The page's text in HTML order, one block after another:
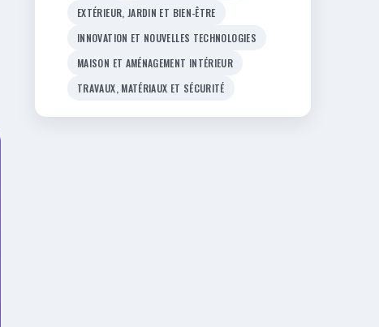
EXTÉRIEUR, JARDIN ET BIEN-ÊTRE
INNOVATION ET NOUVELLES TECHNOLOGIES
MAISON ET AMÉNAGEMENT INTÉRIEUR
TRAVAUX, MATÉRIAUX ET SÉCURITÉ